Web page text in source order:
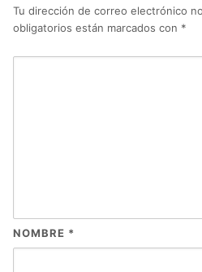
Tu dirección de correo electrónico
obligatorios están marcados con *
NOMBRE *